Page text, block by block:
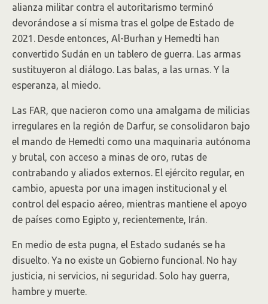
alianza militar contra el autoritarismo terminó
devorándose a sí misma tras el golpe de Estado de
2021. Desde entonces, Al-Burhan y Hemedti han
convertido Sudán en un tablero de guerra. Las armas
sustituyeron al diálogo. Las balas, a las urnas. Y la
esperanza, al miedo.
Las FAR, que nacieron como una amalgama de milicias
irregulares en la región de Darfur, se consolidaron bajo
el mando de Hemedti como una maquinaria autónoma
y brutal, con acceso a minas de oro, rutas de
contrabando y aliados externos. El ejército regular, en
cambio, apuesta por una imagen institucional y el
control del espacio aéreo, mientras mantiene el apoyo
de países como Egipto y, recientemente, Irán.
En medio de esta pugna, el Estado sudanés se ha
disuelto. Ya no existe un Gobierno funcional. No hay
justicia, ni servicios, ni seguridad. Solo hay guerra,
hambre y muerte.